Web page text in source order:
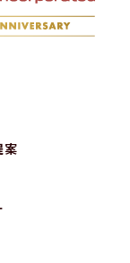
案